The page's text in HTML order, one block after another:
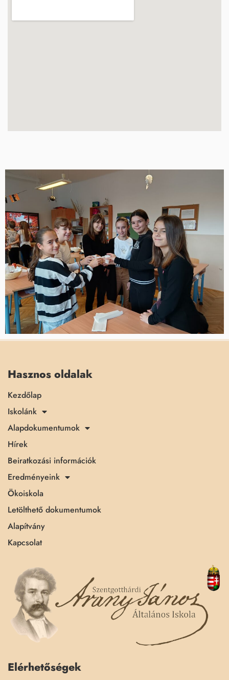
Hasznos oldalak
Kezdőlap
Iskolánk
Alapdokumentumok
Hírek
Beiratkozási információk
Eredményeink
Ökoiskola
Letölthető dokumentumok
Alapítvány
Kapcsolat
Elérhetőségek